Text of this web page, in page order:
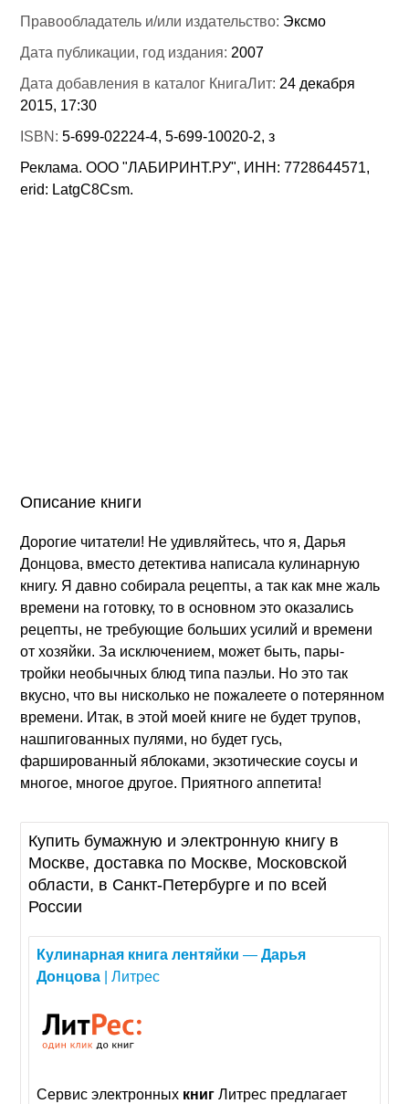
Правообладатель и/или издательство: Эксмо
Дата публикации, год издания: 2007
Дата добавления в каталог КнигаЛит: 24 декабря
2015, 17:30
ISBN:5-699-02224-4, 5-699-10020-2, з
Реклама. ООО "ЛАБИРИНТ.РУ", ИНН: 7728644571,
erid: LatgC8Csm.
Описание книги
Дорогие читатели! Не удивляйтесь, что я, Дарья
Донцова, вместо детектива написала кулинарную
книгу. Я давно собирала рецепты, а так как мне жаль
времени на готовку, то в основном это оказались
рецепты, не требующие больших усилий и времени
от хозяйки. За исключением, может быть, пары-
тройки необычных блюд типа паэльи. Но это так
вкусно, что вы нисколько не пожалеете о потерянном
времени. Итак, в этой моей книге не будет трупов,
нашпигованных пулями, но будет гусь,
фаршированный яблоками, экзотические соусы и
многое, многое другое. Приятного аппетита!
Купить бумажную и электронную книгу в
Москве, доставка по Москве, Московской
области, в Санкт-Петербурге и по всей
России
Кулинарная книга лентяйки —Дарья
Донцова | Литрес
Сервис электронных книг Литрес предлагает